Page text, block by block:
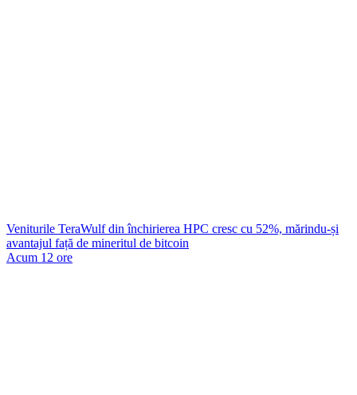
Veniturile TeraWulf din închirierea HPC cresc cu 52%, mărindu-și
avantajul față de mineritul de bitcoin
Acum 12 ore